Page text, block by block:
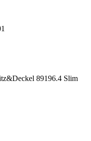
89196.4 Slim